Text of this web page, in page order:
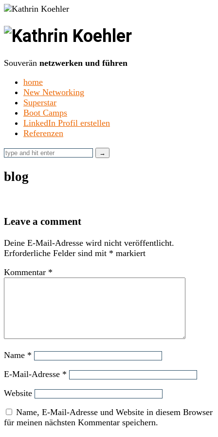
Kathrin
Koehler
Souverän netzwerken und führen
home
New Networking
Superstar
Boot Camps
LinkedIn Profil erstellen
Referenzen
blog
Leave a comment
Deine E-Mail-Adresse wird nicht veröffentlicht.
Erforderliche Felder sind mit * markiert
Kommentar *
Name *
E-Mail-Adresse *
Website
Name, E-Mail-Adresse und Website in diesem Browser
für meinen nächsten Kommentar speichern.